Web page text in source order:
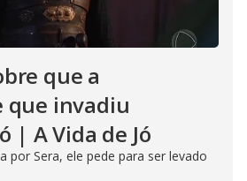
que a
que invadiu
| A Vida de Jó
por Sera, ele pede para ser levado